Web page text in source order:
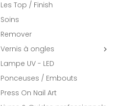
Les Top / Finish
Soins
Remover
Vernis à ongles

Lampe UV - LED
Ponceuses / Embouts
Press On Nail Art